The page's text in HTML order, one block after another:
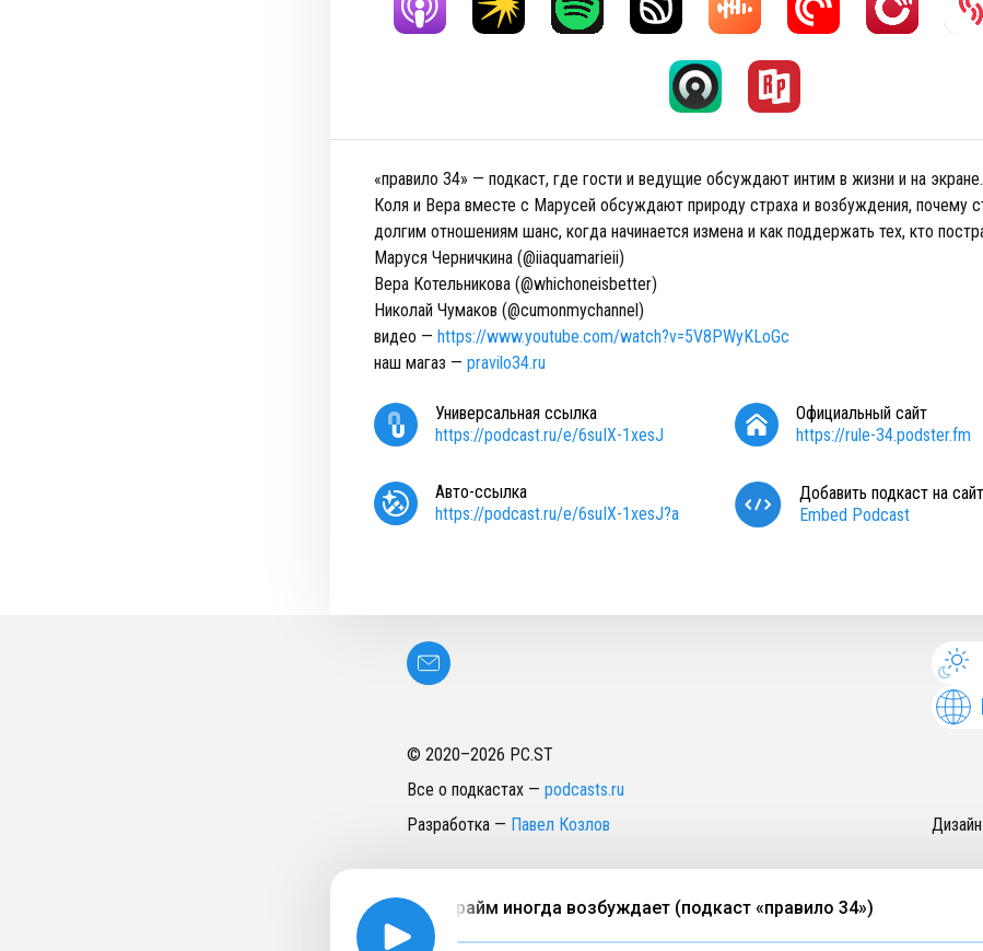
«правило 34» — подкаст, где гости и ведущие обсуждают интим в жизни и на
Коля и Вера вместе с Марусей обсуждают природу страха и возбуждения, почему
долгим отношениям шанс, когда начинается измена и как поддержать тех, кто
Маруся Черничкина (@iiaquamarieii)
Вера Котельникова (@whichoneisbetter)
Николай Чумаков (@cumonmychannel)
видео — https://www.youtube.com/watch?v=5V8PWyKLoGc
наш магаз — pravilo34.ru
Универсальная ссылка
https://podcast.ru/e/6suIX-1xesJ
Официальный сайт
https://rule-34.podster.fm
Авто-ссылка
https://podcast.ru/e/6suIX-1xesJ?a
Добавить подкаст на сайт
Embed Podcast
© 2020–2026 PC.ST
Все о подкастах — podcasts.ru
Разработка — Павел Козлов Дизайн
Маруся Черничкина: почему трукрайм иногда возбуждает (подкаст «правило 34»)